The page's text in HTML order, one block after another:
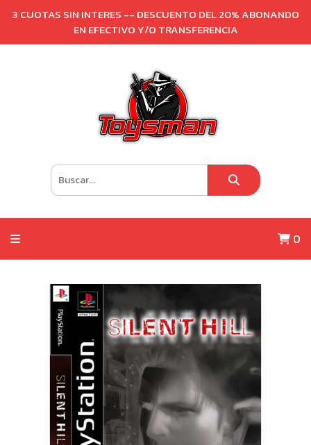
3 CUOTAS SIN INTERES -- DESCUENTO DEL 20% ABONANDO
EN EFECTIVO Y/O TRANSFERENCIA
0